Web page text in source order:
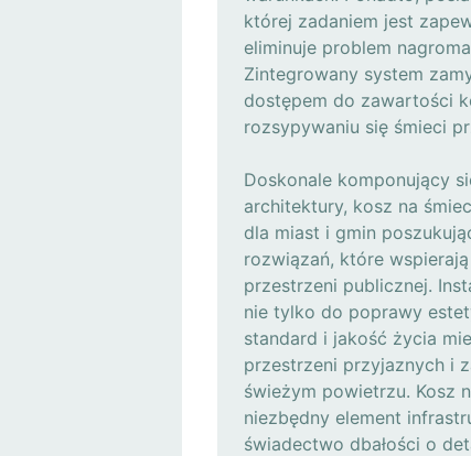
której zadaniem jest
eliminuje problem
Zintegrowany system
dostępem do zawartości
rozsypywaniu się śmieci
Doskonale komponujący
architektury, kosz na
dla miast i gmin
rozwiązań, które
przestrzeni publicznej.
nie tylko do poprawy
standard i jakość życia
przestrzeni przyjaznych i
świeżym powietrzu. Kosz
niezbędny element
świadectwo dbałości o